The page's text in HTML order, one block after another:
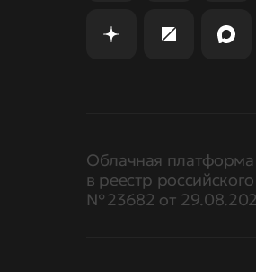
Облачная платформа
в реестр
№ 23682 от